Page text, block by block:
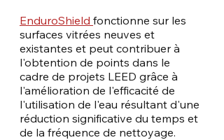
EnduroShield fonctionne sur les
surfaces vitrées neuves et
existantes et peut contribuer à
l'obtention de points dans le
cadre de projets LEED grâce à
l'amélioration de l'efficacité de
l'utilisation de l'eau résultant d'une
réduction significative du temps et
de la fréquence de nettoyage.